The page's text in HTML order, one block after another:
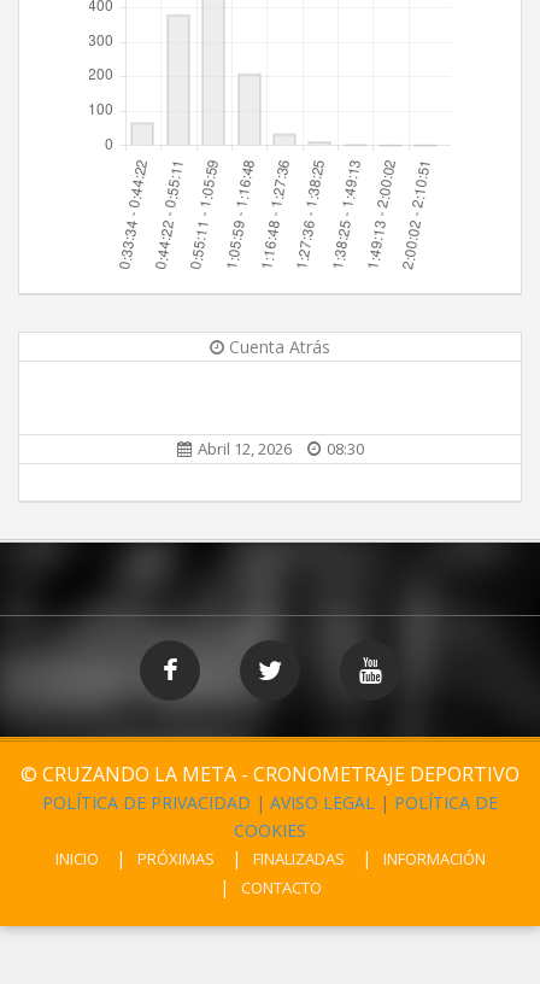
Cuenta Atrás
Abril 12, 2026 08:30
© CRUZANDO LA META - CRONOMETRAJE DEPORTIVO
POLÍTICA DE PRIVACIDAD | AVISO LEGAL | POLÍTICA DE
COOKIES
INICIO PRÓXIMAS FINALIZADAS
INFORMACIÓN
CONTACTO